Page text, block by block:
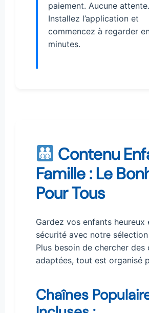
paiement. Aucune attente.
Installez l’application et
commencez à regarder
minutes.
Contenu
Famille : Le
Pour Tous
Gardez vos enfants heureux
sécurité avec notre
Plus besoin de chercher des
adaptées, tout est organisé
Chaînes